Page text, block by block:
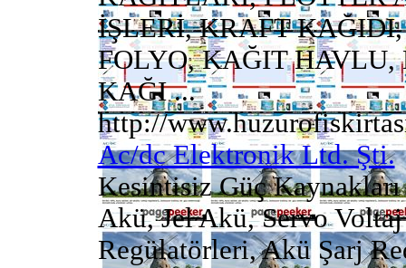
İŞLERİ, KRAFT
FOLYO, KAĞIT
KAĞI ...
http://
Ac/dc Elektronik Ltd. Şti.
Kesintisiz Güç
Akü, Jel Akü, Servo
Regülatörleri, Akü Şarj